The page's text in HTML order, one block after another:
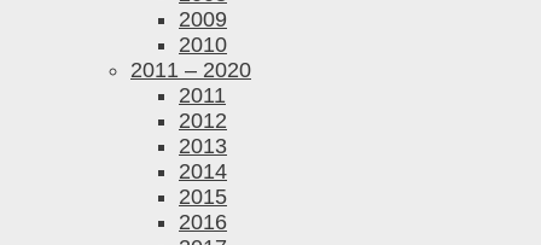
2009
2010
2011 – 2020
2011
2012
2013
2014
2015
2016